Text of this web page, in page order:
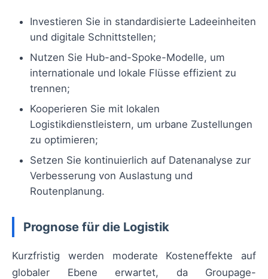
Investieren Sie in standardisierte Ladeeinheiten
und digitale Schnittstellen;
Nutzen Sie Hub-and-Spoke-Modelle, um
internationale und lokale Flüsse effizient zu
trennen;
Kooperieren Sie mit lokalen
Logistikdienstleistern, um urbane Zustellungen
zu optimieren;
Setzen Sie kontinuierlich auf Datenanalyse zur
Verbesserung von Auslastung und
Routenplanung.
Prognose für die Logistik
Kurzfristig werden moderate Kosteneffekte auf
globaler Ebene erwartet, da Groupage-